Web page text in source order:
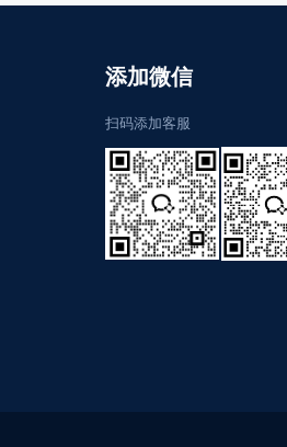
添加微信
扫码添加客服